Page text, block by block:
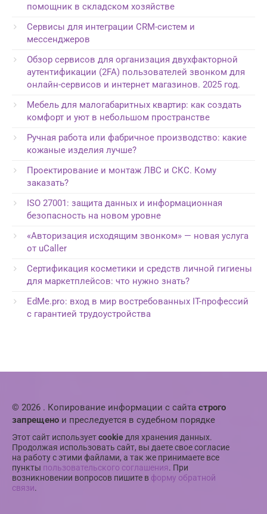
помощник в складском хозяйстве
Сервисы для интеграции CRM-систем и
мессенджеров
Обзор сервисов для организация двухфакторной
аутентификации (2FA) пользователей звонком для
онлайн-сервисов и интернет магазинов. 2025 год.
Мебель для малогабаритных квартир: как создать
комфорт и уют в небольшом пространстве
Ручная работа или фабричное производство: какие
кожаные изделия лучше?
Проектирование и монтаж ЛВС и СКС. Кому
заказать?
ISO 27001: защита данных и информационная
безопасность на новом уровне
«Авторизация исходящим звонком» — новая услуга
от uCaller
Сертификация косметики и средств личной гигиены
для маркетплейсов: что нужно знать?
EdMe.pro: вход в мир востребованных IT-профессий
с гарантией трудоустройства
© 2026 . Копирование информации с сайта строго
запрещено и преследуется в судебном порядке
Этот сайт используетcookie для хранения данных.
Продолжая использовать сайт, вы даете свое согласие
на работу с этими файлами, а так же принимаете все
пункты пользовательского соглашения. При
возникновении вопросов пишите в форму обратной
связи.